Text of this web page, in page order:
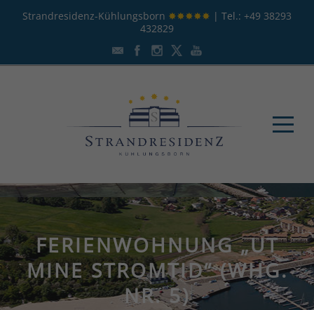
Strandresidenz-Kühlungsborn ✸✸✸✸✸ | Tel.: +49 38293
432829
FERIENWOHNUNG „UT
MINE STROMTID“ (WHG.
NR. 5)